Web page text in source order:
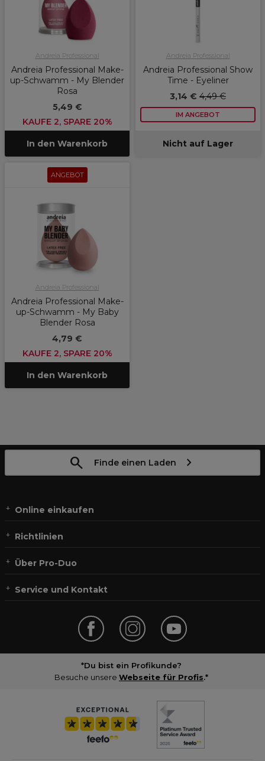
Andreia Professional
Andreia Professional Make-
up-Schwamm - My Blender
Rosa
5,49 €
KAUFE 2, SPARE 20%
In den Warenkorb
Andreia Professional
Andreia Professional Show
Time - Eyeliner
3,14 € 4,49 €
IM ANGEBOT
Nicht auf Lager
ANGEBOT
Andreia Professional
Andreia Professional Make-
up-Schwamm - My Baby
Blender Rosa
4,79 €
KAUFE 2, SPARE 20%
In den Warenkorb
Finde einen Laden
Online einkaufen
Richtlinien
Über Pro-Duo
Service und Kontakt
*Du bist ein Profikunde?
Besuche unsere Webseite für Profis.*